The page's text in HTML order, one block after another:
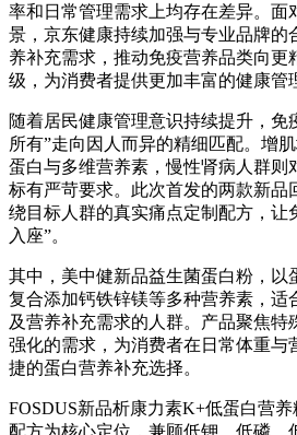
率和日常管理需求上均存在差异。面
景，京东健康持续加强与专业品牌的
养补充需求，推动免疫营养品类向更
级，为消费者提供更加丰富的健康管
随着居民健康管理意识持续提升，免
所有”走向因人而异的精细匹配。增
蛋白与多维营养素，慢性肾病人群则
标有严苛要求。此次首发的两款新品
绕目标人群的真实痛点定制配方，让
入座”。
其中，美中健新品益生菌蛋白粉，以
复合添加钙铁锌镁等多种营养素，适
及营养补充需求的人群。产品聚焦特
强化的需求，为消费者在日常体重与
捷的蛋白营养补充选择。
FOSDUS新品析康力素K+低蛋白营
配方为核心定位，兼顾低钾、低磷、